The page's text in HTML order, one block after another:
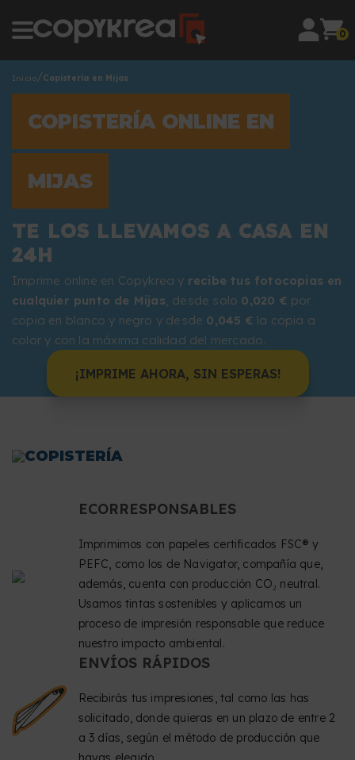
0
Inicio Copistería en Mijas
COPISTERÍA ONLINE EN
MIJAS
TE LOS LLEVAMOS A CASA EN
24H
Imprime online en Copykrea y recibe tus fotocopias en
cualquier punto de Mijas, desde solo 0,020 € por
copia en blanco y negro y desde 0,045 € la copia a
color y con la máxima calidad del mercado.
¡IMPRIME AHORA, SIN ESPERAS!
COPISTERÍA
ECORRESPONSABLES
Imprimimos con papeles certificados FSC® y
PEFC, como los de Navigator, compañía que,
además, cuenta con producción CO₂ neutral.
Usamos tintas sostenibles y aplicamos un
proceso de impresión responsable que reduce
nuestro impacto ambiental.
ENVÍOS RÁPIDOS
Recibirás tus impresiones, tal como las has
solicitado, donde quieras en un plazo de entre 2
a 3 días, según el método de producción que